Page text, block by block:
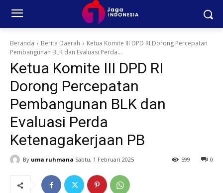
Beranda Berita Daerah
Ketua Komite III DPD RI Dorong Percepatan
Pembangunan BLK dan Evaluasi Perda...
Ketua Komite III DPD RI
Dorong Percepatan
Pembangunan BLK dan
Evaluasi Perda
Ketenagakerjaan PB
By uma ruhmana Sabtu, 1 Februari 2025 0
599